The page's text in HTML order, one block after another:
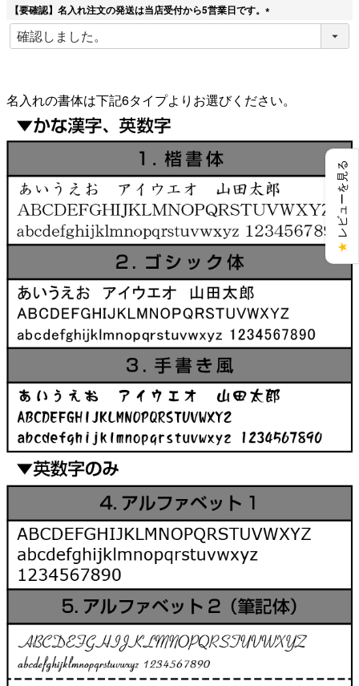
【要確認】名入れ注文の発送は当店受付から5営業日です。
(
名入れの書体は下記6タイプよりお選びください。
★
レビューを見る